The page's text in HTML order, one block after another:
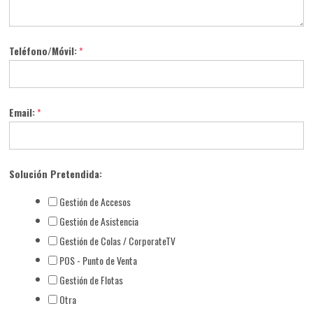
Teléfono/Móvil:*
Email:*
Solución Pretendida:
Gestión de Accesos
Gestión de Asistencia
Gestión de Colas / CorporateTV
POS - Punto de Venta
Gestión de Flotas
Otra